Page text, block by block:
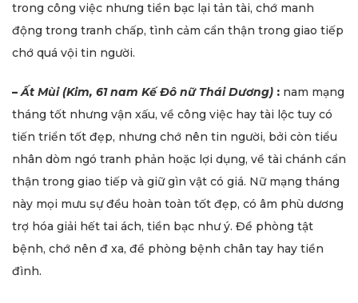
trong công việc nhưng tiền bạc lại tản tài, chớ manh
động trong tranh chấp, tình cảm cẩn thận trong giao tiếp
chớ quá vội tin người.
–Ất Mùi (Kim, 61 nam Kế Đô nữ Thái Dương) : nam mạng
tháng tốt nhưng vận xấu, về công việc hay tài lộc tuy có
tiến triển tốt đẹp, nhưng chớ nên tin người, bởi còn tiểu
nhân dòm ngó tranh phản hoặc lợi dụng, về tài chánh cẩn
thận trong giao tiếp và giữ gìn vật có giá. Nữ mạng tháng
này mọi mưu sự đều hoàn toàn tốt đẹp, có âm phù dương
trợ hóa giải hết tai ách, tiền bạc như ý. Đề phòng tật
bệnh, chớ nên đ xa, đề phòng bệnh chân tay hay tiền
đình.